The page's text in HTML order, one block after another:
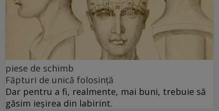
piese de schimb
Făpturi de unică folosință
Dar pentru a fi, realmente, mai buni, trebuie să
găsim ieșirea din labirint.